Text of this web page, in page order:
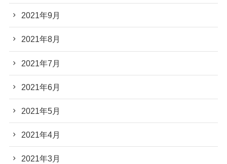
2021年9月
2021年8月
2021年7月
2021年6月
2021年5月
2021年4月
2021年3月